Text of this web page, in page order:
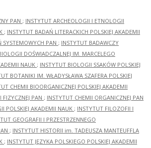
PAN ; INSTYTUT ARCHEOLOGII I ETNOLOGII
; INSTYTUT BADAŃ LITERACKICH POLSKIEJ AKADEMII
SYSTEMOWYCH PAN ; INSTYTUT BADAWCZY
DOŚWIADCZALNEJ IM. MARCELEGO
NAUK ; INSTYTUT BIOLOGII SSAKÓW POLSKIEJ
BOTANIKI IM. WŁADYSŁAWA SZAFERA POLSKIEJ
CHEMII BIOORGANICZNEJ POLSKIEJ AKADEMII
PAN ; INSTYTUT CHEMII ORGANICZNEJ PAN
POLSKIEJ AKADEMII NAUK ; INSTYTUT FILOZOFII I
GEOGRAFII I PRZESTRZENNEGO
; INSTYTUT HISTORII im. TADEUSZA MANTEUFFLA
; INSTYTUT JĘZYKA POLSKIEGO POLSKIEJ AKADEMII